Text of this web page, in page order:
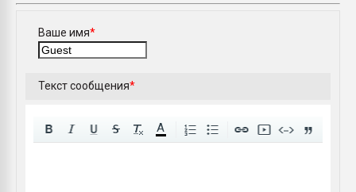
Ваше имя*
Текст сообщения*
A